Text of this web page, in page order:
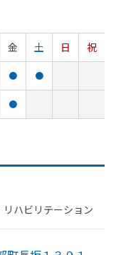
金 土 日
祝
● ●
●
ハビリテーション